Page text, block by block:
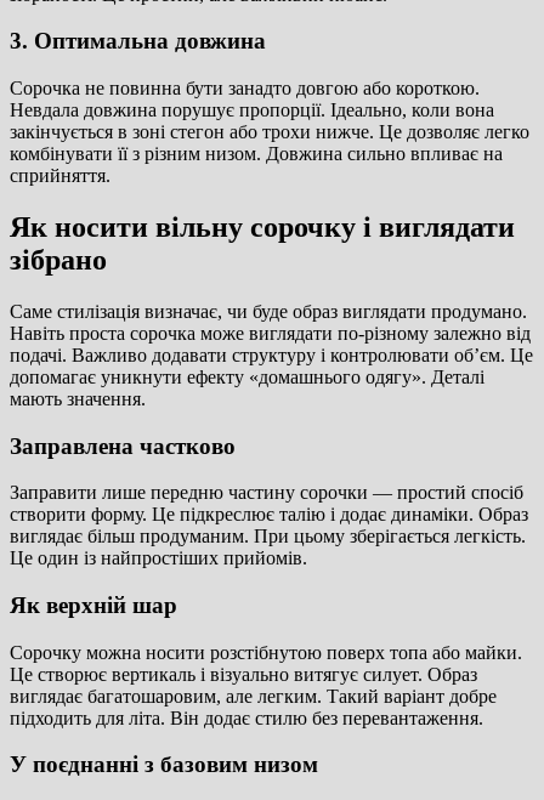
3. Оптимальна довжина
Сорочка не повинна бути занадто довгою або короткою.
Невдала довжина порушує пропорції. Ідеально, коли вона
закінчується в зоні стегон або трохи нижче. Це дозволяє легко
комбінувати її з різним низом. Довжина сильно впливає на
сприйняття.
Як носити вільну сорочку і виглядати
зібрано
Саме стилізація визначає, чи буде образ виглядати продумано.
Навіть проста сорочка може виглядати по-різному залежно від
подачі. Важливо додавати структуру і контролювати об’єм. Це
допомагає уникнути ефекту «домашнього одягу». Деталі
мають значення.
Заправлена частково
Заправити лише передню частину сорочки — простий спосіб
створити форму. Це підкреслює талію і додає динаміки. Образ
виглядає більш продуманим. При цьому зберігається легкість.
Це один із найпростіших прийомів.
Як верхній шар
Сорочку можна носити розстібнутою поверх топа або майки.
Це створює вертикаль і візуально витягує силует. Образ
виглядає багатошаровим, але легким. Такий варіант добре
підходить для літа. Він додає стилю без перевантаження.
У поєднанні з базовим низом